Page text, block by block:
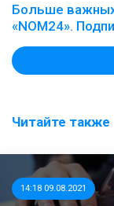
Больше
«NOM24».
Читайте также
14:18 09.08.2021